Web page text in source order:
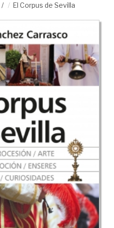
/ El Corpus de Sevilla